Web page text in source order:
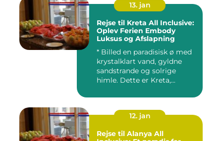
13. jan
Rejse til Kreta All Inclusive:
Oplev Ferien Embody
Luksus og Afslapning
* Billed en paradisisk ø med
krystalklart vand, gyldne
sandstrande og solrige
himle. Dette er Kreta,...
12. jan
Rejse til Alanya All